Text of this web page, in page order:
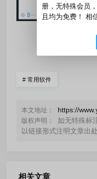
# 常用软件
本文地址： https://
版权声明：
如无特殊标
以链接形式注明文章出处
相关文章
册，无特殊会员
且均为免费！ 相